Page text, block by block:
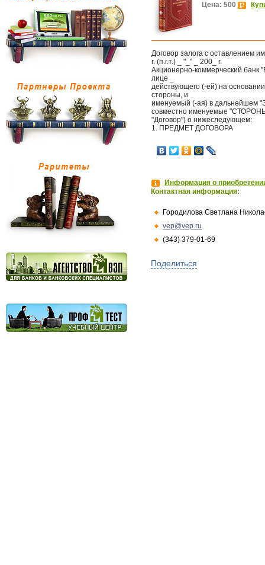
Цена: 500
Договор залога с оставлением
г. (п.г.т.) _ "_" _ 200_ г.
Акционерно-коммерческий
лице _
действующего (-ей) на
стороны, и
именуемый (-ая) в дальнейшем
совместно именуемые
"Договор") о нижеследующем:
1. ПРЕДМЕТ ДОГОВОРА
Информация о
Контактная информация:
Городилова Светлана
vep@vep.ru
(343) 379-01-69
Поделиться